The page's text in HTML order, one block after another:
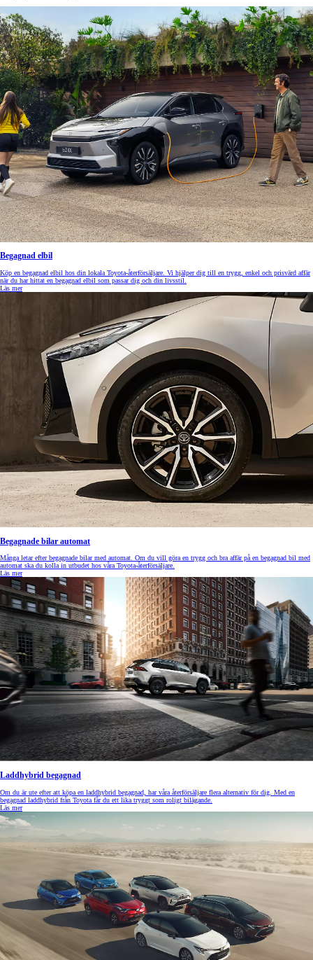
Begagnad elbil
Köp en begagnad elbil hos din lokala Toyota-återförsäljare. Vi hjälper dig till en trygg, enkel och prisvärd affär
när du har hittat en begagnad elbil som passar dig och din livsstil.
Läs mer
Begagnade bilar automat
Många letar efter begagnade bilar med automat. Om du vill göra en trygg och bra affär på en begagnad bil med
automat ska du kolla in utbudet hos våra Toyota-återförsäljare.
Läs mer
Laddhybrid begagnad
Om du är ute efter att köpa en laddhybrid begagnad, har våra återförsäljare flera alternativ för dig. Med en
begagnad laddhybrid från Toyota får du ett lika tryggt som roligt bilägande.
Läs mer